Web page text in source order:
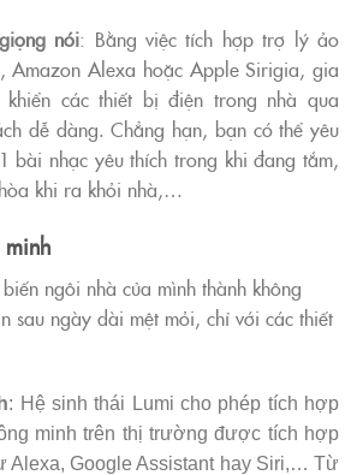
nói: Bằng việc tích hợp trợ lý ảo
Amazon Alexa hoặc Apple Sirigia, gia
các thiết bị điện trong nhà qua
dễ dàng. Chẳng hạn, bạn có thể yêu
bài nhạc yêu thích trong khi đang tắm,
khi ra khỏi nhà,…
ngôi nhà của mình thành không
sau ngày dài mệt mỏi, chỉ với các thiết
: Hệ sinh thái Lumi cho phép tích hợp
minh trên thị trường được tích hợp
Alexa, Google Assistant hay Siri,… Từ